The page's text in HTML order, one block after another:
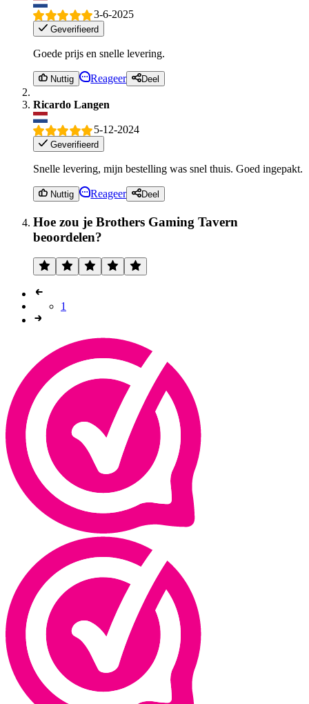
3-6-2025
Geverifieerd
Goede prijs en snelle levering.
Nuttig Reageer Deel
Ricardo Langen
5-12-2024
Geverifieerd
Snelle levering, mijn bestelling was snel thuis. Goed ingepakt.
Nuttig Reageer Deel
Hoe zou je Brothers Gaming Tavern
beoordelen?
1